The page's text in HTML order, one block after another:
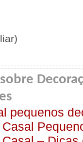
pequenos